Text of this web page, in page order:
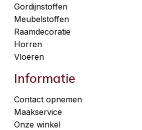
Gordijnstoffen
Meubelstoffen
Raamdecoratie
Horren
Vloeren
Informatie
Contact opnemen
Maakservice
Onze winkel